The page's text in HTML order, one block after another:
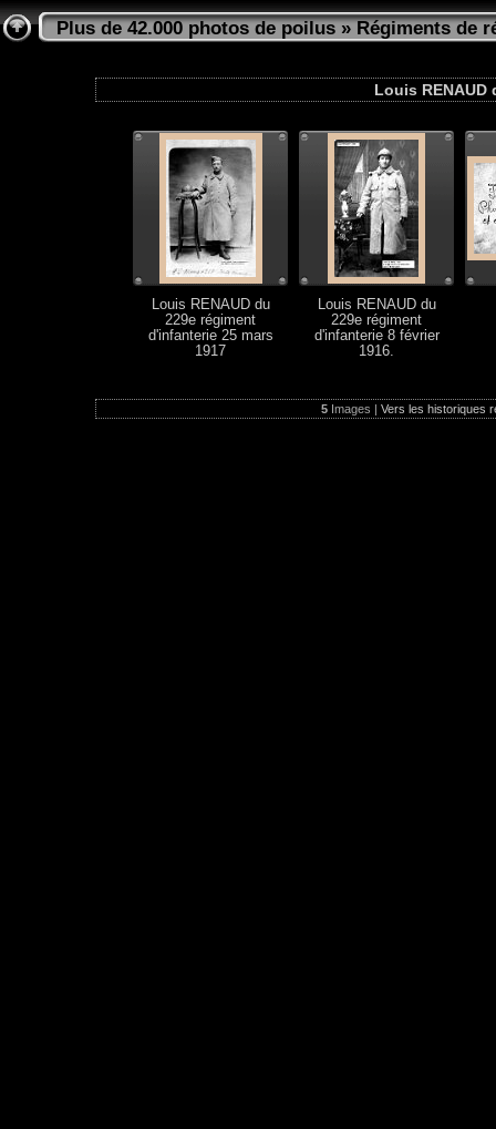
Plus de 42.000 photos de poilus»Régiments de
Louis RENAUD
Louis RENAUD du
229e régiment
d'infanterie 25 mars
1917
Louis RENAUD du
229e régiment
d'infanterie 8 février
1916.
5Images | Vers les historiques